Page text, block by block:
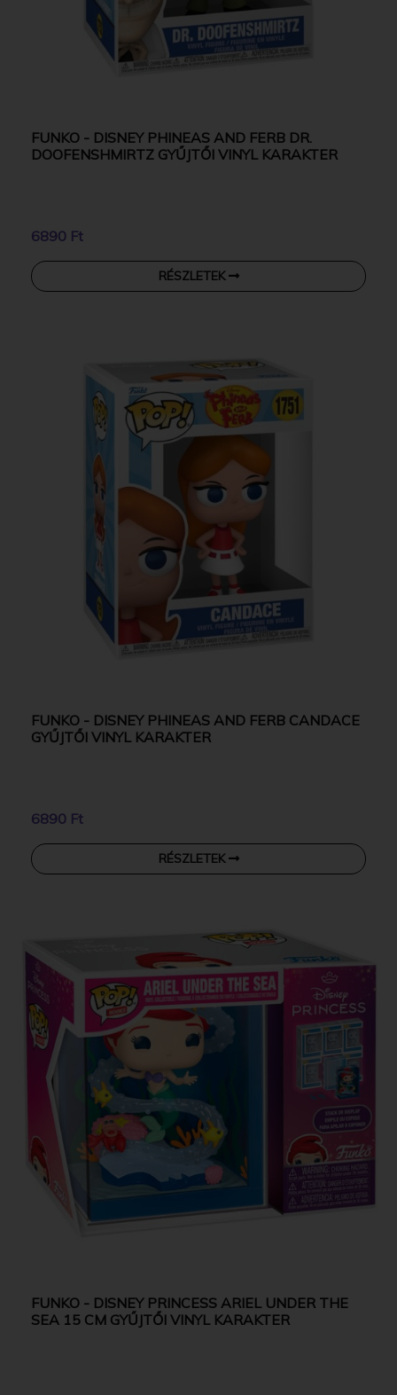
FUNKO - DISNEY PHINEAS AND FERB DR.
DOOFENSHMIRTZ GYŰJTŐI VINYL KARAKTER
6890 Ft
RÉSZLETEK
FUNKO - DISNEY PHINEAS AND FERB CANDACE
GYŰJTŐI VINYL KARAKTER
6890 Ft
RÉSZLETEK
FUNKO - DISNEY PRINCESS ARIEL UNDER THE
SEA 15 CM GYŰJTŐI VINYL KARAKTER